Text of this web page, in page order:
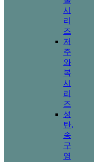
시
리
즈
저
주
와
복
시
리
즈
성
탄,
송
구
영